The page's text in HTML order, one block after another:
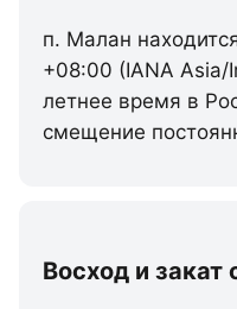
п. Малан
+08:00 (IANA Asia/
летнее время в
смещение
Восход и закат